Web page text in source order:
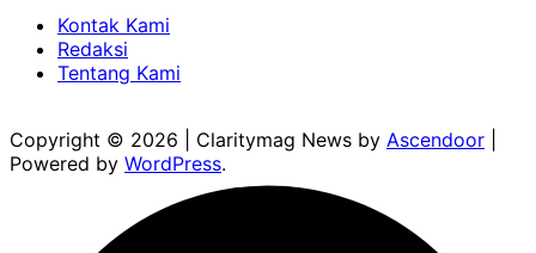
Kontak Kami
Redaksi
Tentang Kami
Copyright © 2026 | Claritymag News by Ascendoor
Powered by WordPress.